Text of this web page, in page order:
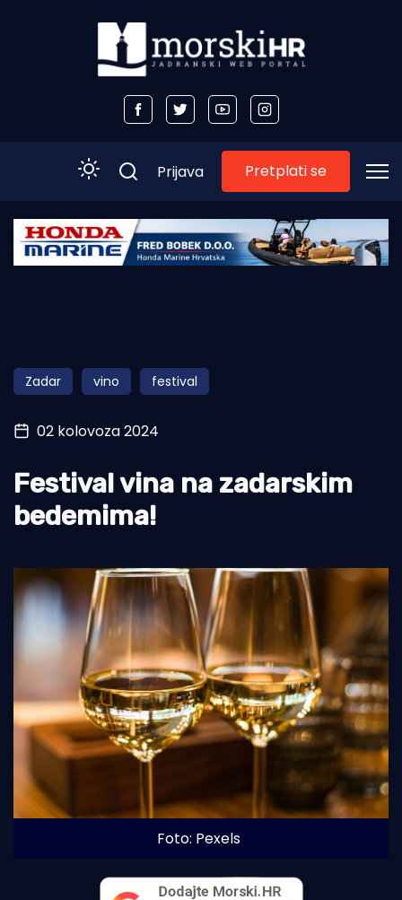
Početna
Obala
Otoci
Turizam i nautika
Pomorstvo
Ribolov
Tradicija i kultura
Prijava Pretplati se
Zadar vino festival
02 kolovoza 2024
Festival vina na zadarskim
bedemima!
Foto: Pexels